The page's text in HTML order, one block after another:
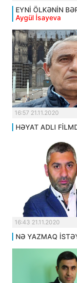
EYNİ ÖLKƏNİN
Aygül İsayeva
16:57 21.11.2020
HƏYAT ADLI
16:43 21.11.2020
NƏ YAZMAQ